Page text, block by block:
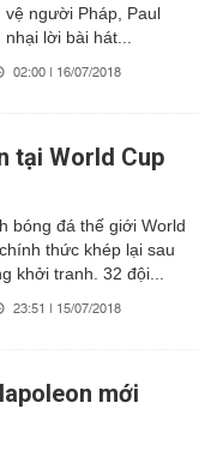
vệ người Pháp, Paul
lời bài hát...
02:00 | 16/07/2018
tại World Cup
bóng đá thế giới World
thức khép lại sau
khởi tranh. 32 đội...
23:51 | 15/07/2018
mới